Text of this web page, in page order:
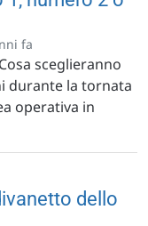
fa
sceglieranno
durante la tornata
operativa in
dello